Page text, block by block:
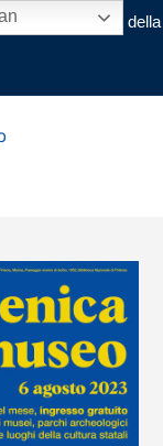
Musei nazionali della